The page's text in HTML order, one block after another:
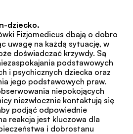
dziecko.
Fizjomedicus dbają o dobro
uwagę na każdą sytuację, w
doświadczać krzywdy. Są
podstawowych
i psychicznych dziecka oraz
jego podstawowych praw.
niepokojących
niezwłocznie kontaktują się
podjąć odpowiednie
reakcja jest kluczowa dla
i dobrostanu